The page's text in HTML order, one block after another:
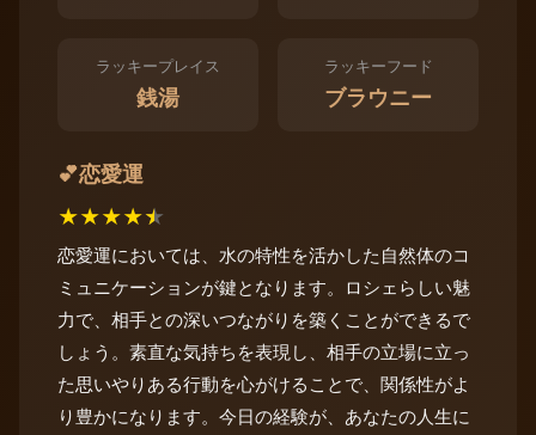
ラッキープレイス
銭湯
ラッキーフード
ブラウニー
💕恋愛運
★★★★★
恋愛運においては、水の特性を活かした自然体のコ
ミュニケーションが鍵となります。ロシェらしい魅
力で、相手との深いつながりを築くことができるで
しょう。素直な気持ちを表現し、相手の立場に立っ
た思いやりある行動を心がけることで、関係性がよ
り豊かになります。今日の経験が、あなたの人生に